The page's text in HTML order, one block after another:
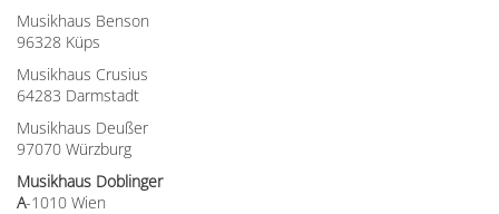
Musikhaus Benson
96328 Küps
Musikhaus Crusius
64283 Darmstadt
Musikhaus Deußer
97070 Würzburg
Musikhaus Doblinger
A-1010 Wien